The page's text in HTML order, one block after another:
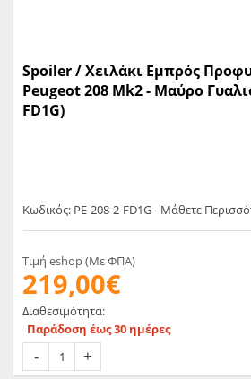
Spoiler / Χειλάκι Eμπρός
Peugeot 208 Mk2 - Μαύρο
FD1G)
Κωδικός: PE-208-2-FD1G - Μάθετε
Τιμή eshop (Με ΦΠΑ)
219,00€
Διαθεσιμότητα:
Παράδοση έως 30 ημέρες